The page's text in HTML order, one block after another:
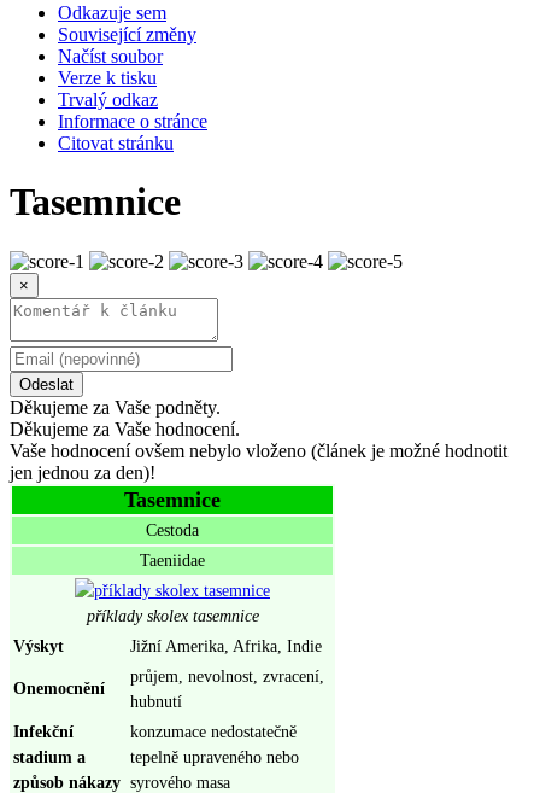
Odkazuje sem
Související změny
Načíst soubor
Verze k tisku
Trvalý odkaz
Informace o stránce
Citovat stránku
Tasemnice
×
Odeslat
Děkujeme za Vaše podněty.
Děkujeme za Vaše hodnocení.
Vaše hodnocení ovšem nebylo vloženo (článek je možné hodnotit
jen jednou za den)!
Tasemnice
Cestoda
Taeniidae
příklady skolex tasemnice
Výskyt
Jižní Amerika, Afrika, Indie
Onemocnění
průjem, nevolnost, zvracení,
hubnutí
Infekční
stadium a
způsob nákazy
konzumace nedostatečně
tepelně upraveného nebo
syrového masa